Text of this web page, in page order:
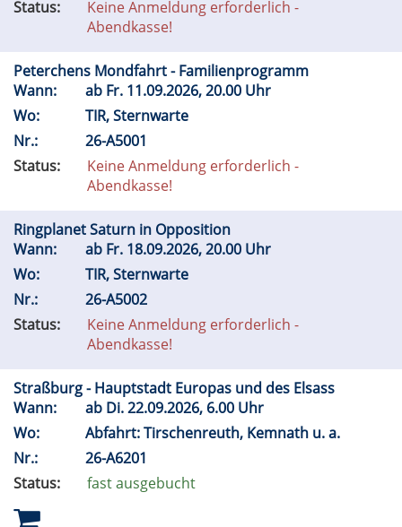
Status:
Keine Anmeldung erforderlich -
Abendkasse!
Peterchens Mondfahrt - Familienprogramm
Wann:
ab Fr. 11.09.2026, 20.00 Uhr
Wo:
TIR, Sternwarte
Nr.:
26-A5001
Status:
Keine Anmeldung erforderlich -
Abendkasse!
Ringplanet Saturn in Opposition
Wann:
ab Fr. 18.09.2026, 20.00 Uhr
Wo:
TIR, Sternwarte
Nr.:
26-A5002
Status:
Keine Anmeldung erforderlich -
Abendkasse!
Straßburg - Hauptstadt Europas und des Elsass
Wann:
ab Di.22.09.2026, 6.00 Uhr
Wo:
Abfahrt: Tirschenreuth, Kemnath u. a.
Nr.:
26-A6201
Status:
fast ausgebucht